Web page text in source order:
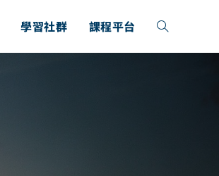
學習社群 課程平台